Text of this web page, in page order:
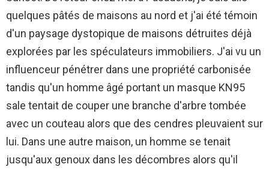
quelques pâtés de maisons au nord et j'ai été témoin
d'un paysage dystopique de maisons détruites déjà
explorées par les spéculateurs immobiliers. J'ai vu un
influenceur pénétrer dans une propriété carbonisée
tandis qu'un homme âgé portant un masque KN95
sale tentait de couper une branche d'arbre tombée
avec un couteau alors que des cendres pleuvaient sur
lui. Dans une autre maison, un homme se tenait
jusqu'aux genoux dans les décombres alors qu'il